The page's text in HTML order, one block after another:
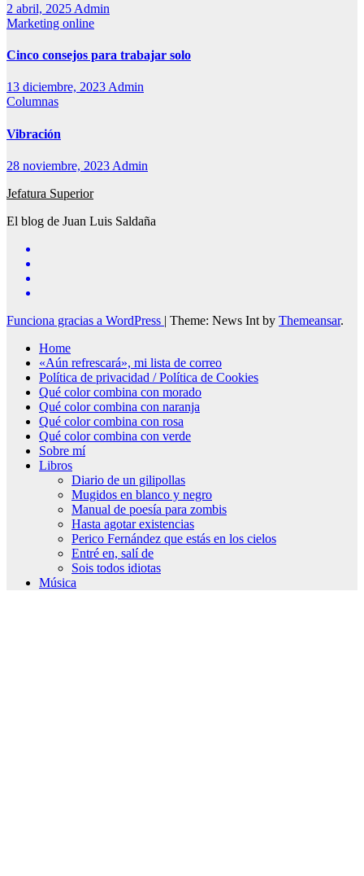
2 abril, 2025 Admin
Marketing online
Cinco consejos para trabajar solo
13 diciembre, 2023Admin
Columnas
Vibración
28 noviembre, 2023 Admin
Jefatura Superior
El blog de Juan Luis Saldaña
Funciona gracias a WordPress | Theme: News Int by Themeansar.
Home
«Aún refrescará», mi lista de correo
Política de privacidad / Política de Cookies
Qué color combina con morado
Qué color combina con naranja
Qué color combina con rosa
Qué color combina con verde
Sobre mí
Libros
Diario de un gilipollas
Mugidos en blanco y negro
Manual de poesía para zombis
Hasta agotar existencias
Perico Fernández que estás en los cielos
Entré en, salí de
Sois todos idiotas
Música